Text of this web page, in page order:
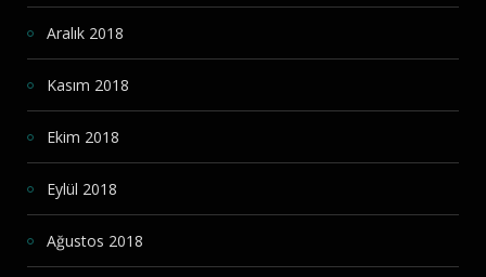
Aralık 2018
Kasım 2018
Ekim 2018
Eylül 2018
Ağustos 2018